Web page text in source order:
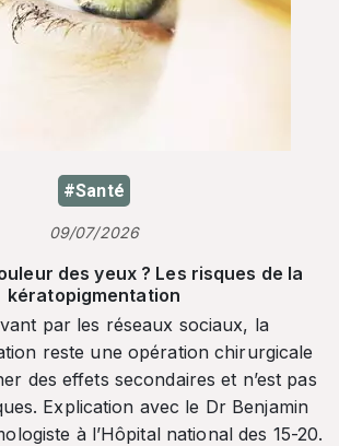
#Santé
09/07/2026
des yeux ? Les risques de la
kératopigmentation
par les réseaux sociaux, la
reste une opération chirurgicale
des effets secondaires et n’est pas
Explication avec le Dr Benjamin
à l’Hôpital national des 15-20.